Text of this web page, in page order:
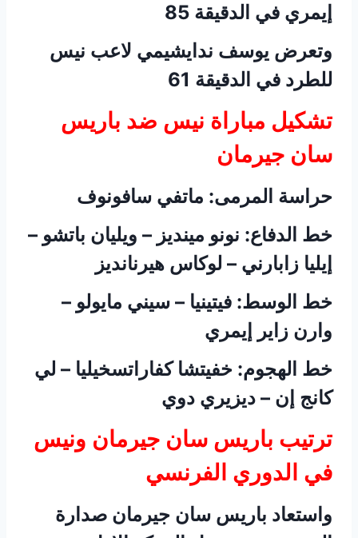
إيمري في الدقيقة 85
وتعرض يوسف ندايشيمي لاعب نيس
للطرد في الدقيقة 61
تشكيل مباراة نيس ضد باريس
سان جيرمان
حراسة المرمى: ماتفي سافونوف
خط الدفاع: نونو مينديز – ويليان باتشو –
إيليا زابارني – لوكاس هيرنانديز
خط الوسط: فيتينيا – سيني مايولو –
وارن زاير إيمري
خط الهجوم: خفيتشا كفاراتسخيليا – لي
كانج إن – ديزيري دوي
ترتيب باريس سان جيرمان ونيس
في الدوري الفرنسي
واستعاد باريس سان جيرمان صدارة